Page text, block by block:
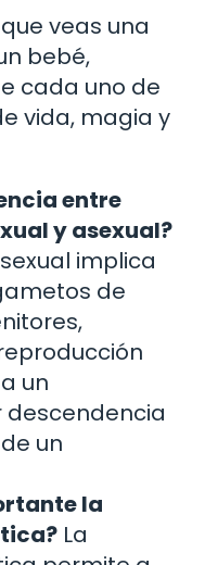
veas una
bebé,
cada uno de
vida, magia y
entre
y asexual?
implica
de
un
un
la
La